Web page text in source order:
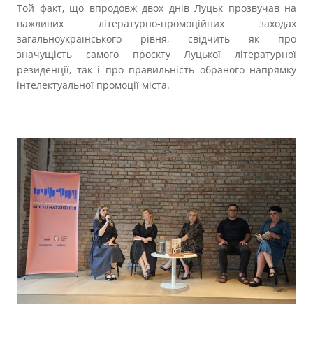
Той факт, що впродовж двох днів Луцьк прозвучав на
важливих літературно-промоційних заходах
загальноукраїнського рівня, свідчить як про
значущість самого проєкту Луцької літературної
резиденції, так і про правильність обраного напрямку
інтелектуальної промоції міста.